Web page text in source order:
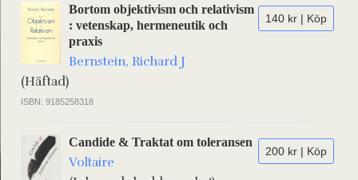
140 kr | Köp
Bortom objektivism och relativism
: vetenskap, hermeneutik och
praxis
Bernstein, Richard J
(Häftad)
ISBN: 9185258318
200 kr | Köp
Candide & Traktat om toleransen
Voltaire